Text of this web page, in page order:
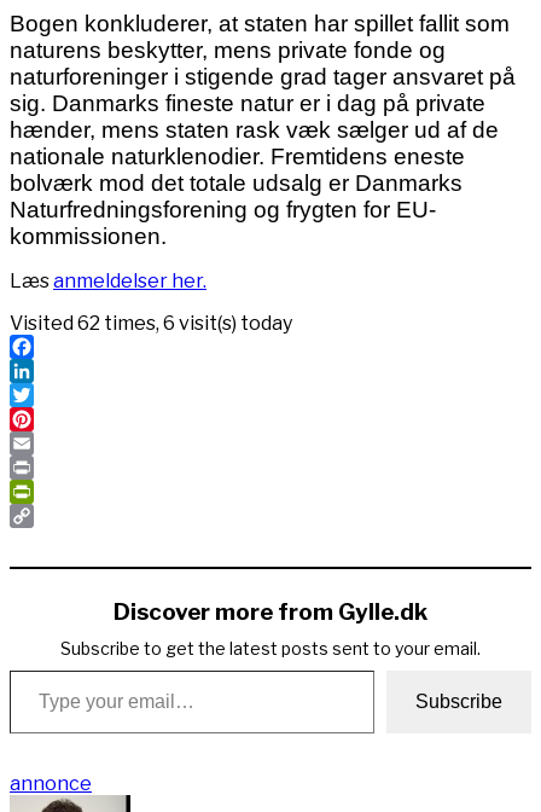
Bogen konkluderer, at staten har spillet fallit som
naturens beskytter, mens private fonde og
naturforeninger i stigende grad tager ansvaret på
sig. Danmarks fineste natur er i dag på private
hænder, mens staten rask væk sælger ud af de
nationale naturklenodier. Fremtidens eneste
bolværk mod det totale udsalg er Danmarks
Naturfredningsforening og frygten for EU-
kommissionen.
Læsanmeldelser her.
Visited 62 times, 6 visit(s) today
Facebook
LinkedIn
Twitter
Pinterest
Email
Print
PrintFriendly
Link
Discover more from Gylle.dk
Subscribe to get the latest posts sent to your email.
Type your email…
Subscribe
annonce